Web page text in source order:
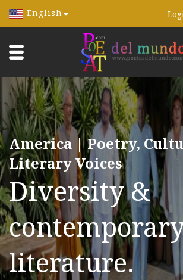
English
America | Poetry,
Literary Voices
Diversity &
literature.